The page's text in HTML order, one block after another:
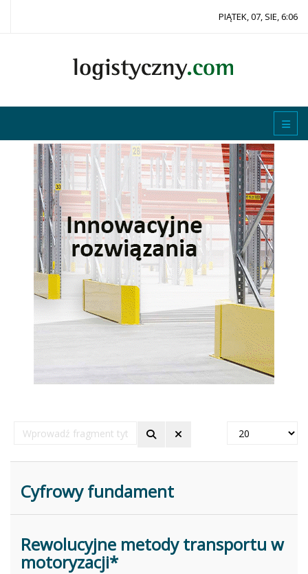
PIĄTEK, 07, SIE, 6:06
Wprowadź
fragment
Pokaż
Cyfrowy fundament
Rewolucyjne metody transportu w
motoryzacji*